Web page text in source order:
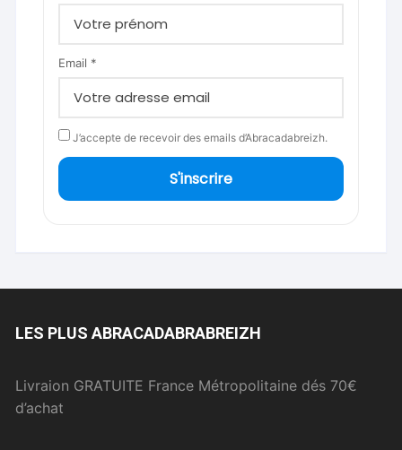
Email *
J’accepte de recevoir des emails d’Abracadabreizh.
S'inscrire
LES PLUS ABRACADABRABREIZH
Livraion GRATUITE France Métropolitaine dés 70€
d’achat